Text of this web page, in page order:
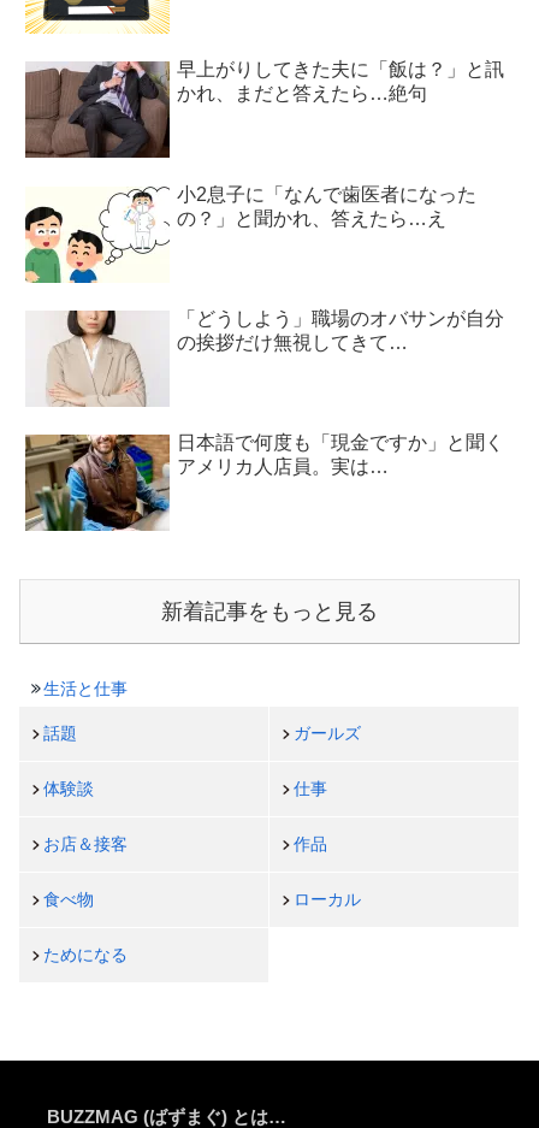
早上がりしてきた夫に「飯は？」と訊
かれ、まだと答えたら…絶句
小2息子に「なんで歯医者になった
の？」と聞かれ、答えたら…え
「どうしよう」職場のオバサンが自分
の挨拶だけ無視してきて…
日本語で何度も「現金ですか」と聞く
アメリカ人店員。実は…
新着記事をもっと見る
生活と仕事
話題 ガールズ
体験談 仕事
お店＆接客 作品
食べ物 ローカル
ためになる
BUZZMAG (ばずまぐ) とは…